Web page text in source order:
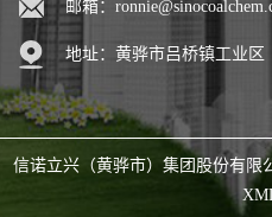
邮箱：
地址：黄骅市吕桥镇工业区
信诺立兴（黄骅市）集团股份有限